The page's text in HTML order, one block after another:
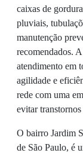
caixas de
pluviais,
manutenção
recomendados. A
atendimento em
agilidade e
rede com uma
evitar transtornos
O bairro Jardim
de São Paulo, é